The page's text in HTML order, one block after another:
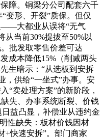
障。铜梁分公司配套六千
变形、开裂”质保。但仅
——大都业从误将“无气
从当前30%提拔至50%以
批发取零售价差可达
成本降低15%（削减两头
生暗示：“从选板到安拆
，供给“一坐式”办事。安
“卖处理方案”的新阶段，
失、办事系统断裂、价钱
益凸显，补偿业从违约金
性缺失：板材价钱因材
+快速安拆”。部门商家